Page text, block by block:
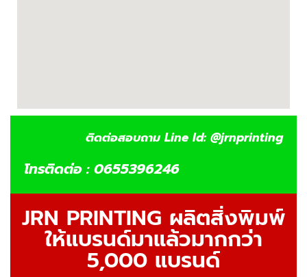
ติดต่อสอบถาม Line Id: @jrnprinting
โทรติดต่อ : 0655396246
JRN PRINTING ผลิตสิ่งพิมพ์
ให้แบรนด์มาแล้วมากกว่า
5,000 แบรนด์